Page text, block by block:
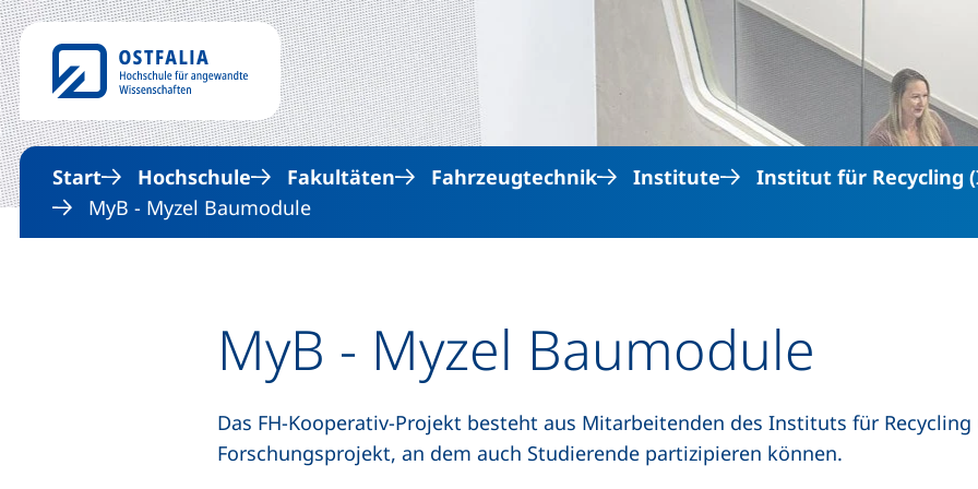
Direkt zum Inhalt
Start Hochschule Fakultäten Fahrzeugtechnik Institute Institut für Recycling
MyB - Myzel Baumodule
MyB - Myzel Baumodule
Das FH-Kooperativ-Projekt besteht aus Mitarbeitenden des Instituts für
Forschungsprojekt, an dem auch Studierende partizipieren können.